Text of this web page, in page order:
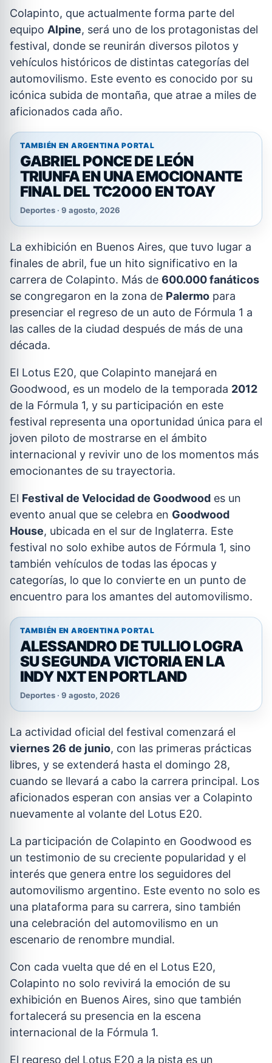
Colapinto, que actualmente forma parte del
equipo Alpine, será uno de los protagonistas del
festival, donde se reunirán diversos pilotos y
vehículos históricos de distintas categorías del
automovilismo. Este evento es conocido por su
icónica subida de montaña, que atrae a miles de
aficionados cada año.
TAMBIÉN EN ARGENTINA PORTAL
GABRIEL PONCE DE LEÓN
TRIUNFA EN UNA EMOCIONANTE
FINAL DEL TC2000 EN TOAY
Deportes · 9 agosto, 2026
La exhibición en Buenos Aires, que tuvo lugar a
finales de abril, fue un hito significativo en la
carrera de Colapinto. Más de 600.000 fanáticos
se congregaron en la zona de Palermo para
presenciar el regreso de un auto de Fórmula 1 a
las calles de la ciudad después de más de una
década.
El Lotus E20, que Colapinto manejará en
Goodwood, es un modelo de la temporada 2012
de la Fórmula 1, y su participación en este
festival representa una oportunidad única para el
joven piloto de mostrarse en el ámbito
internacional y revivir uno de los momentos más
emocionantes de su trayectoria.
El Festival de Velocidad de Goodwood es un
evento anual que se celebra en Goodwood
House, ubicada en el sur de Inglaterra. Este
festival no solo exhibe autos de Fórmula 1, sino
también vehículos de todas las épocas y
categorías, lo que lo convierte en un punto de
encuentro para los amantes del automovilismo.
TAMBIÉN EN ARGENTINA PORTAL
ALESSANDRO DE TULLIO LOGRA
SU SEGUNDA VICTORIA EN LA
INDY NXT EN PORTLAND
Deportes · 9 agosto, 2026
La actividad oficial del festival comenzará el
viernes 26 de junio, con las primeras prácticas
libres, y se extenderá hasta el domingo 28,
cuando se llevará a cabo la carrera principal. Los
aficionados esperan con ansias ver a Colapinto
nuevamente al volante del Lotus E20.
La participación de Colapinto en Goodwood es
un testimonio de su creciente popularidad y el
interés que genera entre los seguidores del
automovilismo argentino. Este evento no solo es
una plataforma para su carrera, sino también
una celebración del automovilismo en un
escenario de renombre mundial.
Con cada vuelta que dé en el Lotus E20,
Colapinto no solo revivirá la emoción de su
exhibición en Buenos Aires, sino que también
fortalecerá su presencia en la escena
internacional de la Fórmula 1.
El regreso del Lotus E20 a la pista es un